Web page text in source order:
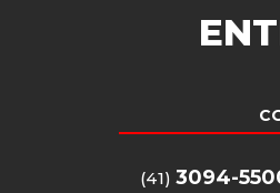
(41) 3094-